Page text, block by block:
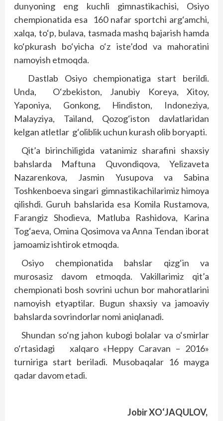
dunyoning eng kuchli gimnastikachisi, Osiyo
chempionatida esa
160 nafar sportchi arg‘amchi,
xalqa, to‘p, bulava, tasmada mashq bajarish hamda
ko‘pkurash bo‘yicha o‘z iste’dod va mahoratini
namoyish etmoqda.
Dastlab Osiyo chempionatiga start berildi.
Unda,
O‘zbekiston, Janubiy Koreya, Xitoy,
Yaponiya, Gonkong, Hindiston, Indoneziya,
Malayziya, Tailand, Qozog‘iston davlatlaridan
kelgan atletlar g‘oliblik uchun kurash olib boryapti.
Qit’a birinchiligida vatanimiz sharafini shaxsiy
bahslarda Maftuna Quvondiqova, Yelizaveta
Nazarenkova, Jasmin Yusupova va Sabina
Toshkenboeva singari gimnastikachilarimiz himoya
qilishdi. Guruh bahslarida esa Komila Rustamova,
Farangiz Shodieva, Matluba Rashidova, Karina
Tog‘aeva, Omina Qosimova va Anna Tendan iborat
jamoamiz ishtirok etmoqda.
Osiyo chempionatida bahslar qizg‘in va
murosasiz davom etmoqda. Vakillarimiz qit’a
chempionati bosh sovrini uchun bor mahoratlarini
namoyish etyaptilar. Bugun shaxsiy va jamoaviy
bahslarda sovrindorlar nomi aniqlanadi.
Shundan so‘ng jahon kubogi bolalar va o‘smirlar
o‘rtasidagi
xalqaro «Heppy Caravan – 2016»
turniriga start beriladi. Musobaqalar 16 mayga
qadar davom etadi.
Jobir XO‘JAQULOV,